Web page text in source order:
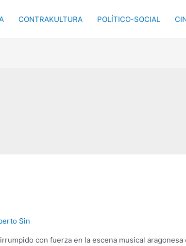
CONTRAKULTURA POLÍTICO-SOCIAL
Sin
con fuerza en la escena musical